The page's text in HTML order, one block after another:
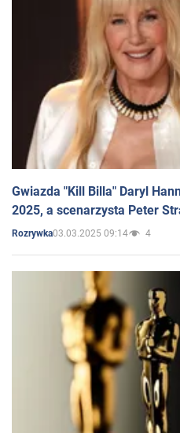
Gwiazda "Kill Billa" Daryl
2025, a scenarzysta Peter
Rozrywka03.03.2025 09:14 4